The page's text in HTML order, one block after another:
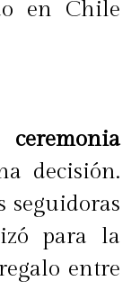
en Chile
ceremonia
decisión.
seguidoras
para la
entre